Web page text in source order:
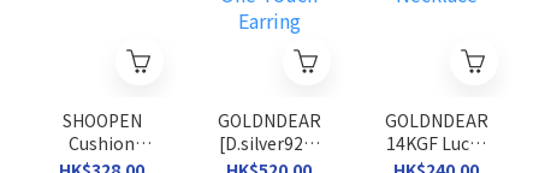
SHOOPEN
Cushion
Wallaby Mule
GOLDNDEAR
[D.silver925]
Water Bloom
GOLDNDEAR
14KGF Lucky
Clover Cubic